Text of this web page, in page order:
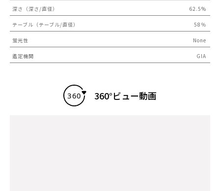
深さ（深さ/直径） 62.5%
テーブル（テーブル/直径） 58％
蛍光性 None
鑑定機関 GIA
360°ビュー動画